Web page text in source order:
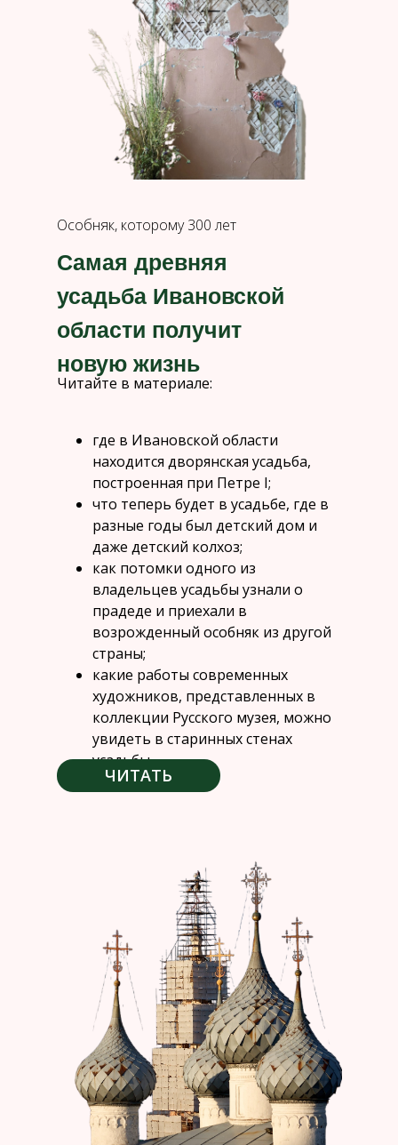
Особняк, которому 300 лет
Самая древняя
усадьба Ивановской
области получит
новую жизнь
Читайте в материале:
где в Ивановской области
находится дворянская усадьба,
построенная при Петре I;
что теперь будет в усадьбе, где в
разные годы был детский дом и
даже детский колхоз;
как потомки одного из
владельцев усадьбы узнали о
прадеде и приехали в
возрожденный особняк из другой
страны;
какие работы современных
художников, представленных в
коллекции Русского музея, можно
увидеть в старинных стенах
усадьбы
ЧИТАТЬ